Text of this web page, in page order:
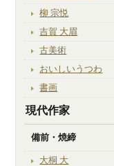
柳 宗悦
吉賀 大眉
古美術
おいしいうつわ
書画
現代作家
備前・焼締
大桐 大